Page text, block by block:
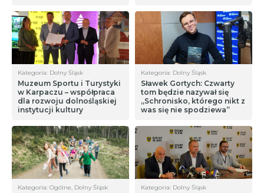
Kategoria: Dolny Śląsk
Muzeum Sportu i Turystyki
w Karpaczu – współpraca
dla rozwoju dolnośląskiej
instytucji kultury
Kategoria: Dolny Śląsk
Sławek Gortych: Czwarty
tom będzie nazywał się
„Schronisko, którego nikt z
was się nie spodziewa”
Kategoria: Ogólne, Dolny Śląsk Kategoria: Dolny Śląsk